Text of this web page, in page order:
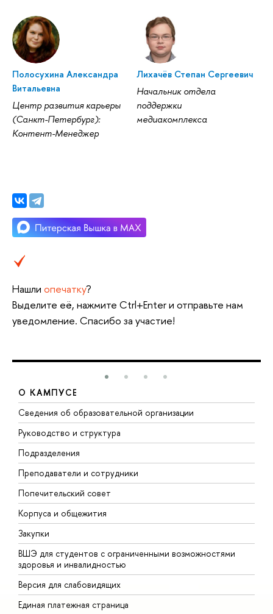
Полосухина Александра
Витальевна
Центр развития карьеры
(Санкт-Петербург):
Контент-Менеджер
Лихачёв Степан Сергеевич
Начальник отдела
поддержки
медиакомплекса
Нашли опечатку?
Выделите её, нажмите Ctrl+Enter и отправьте нам
уведомление. Спасибо за участие!
О КАМПУСЕ
Сведения об образовательной организации
Руководство и структура
Подразделения
Преподаватели и сотрудники
Попечительский совет
Корпуса и общежития
Закупки
ВШЭ для студентов с ограниченными возможностями
здоровья и инвалидностью
Версия для слабовидящих
Единая платежная страница